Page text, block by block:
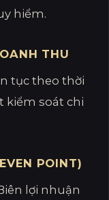
hiểm.
THU
tục theo thời
kiểm soát chi
POINT)
lợi nhuận